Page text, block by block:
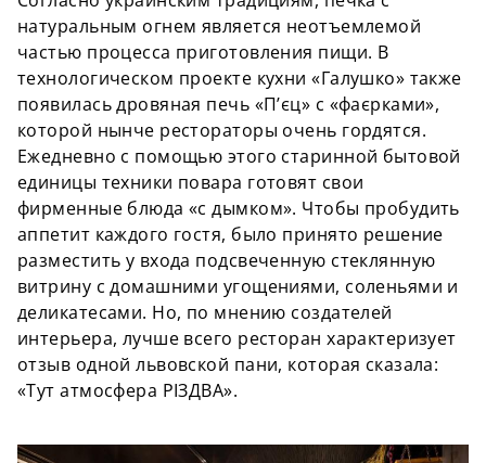
натуральным огнем является неотъемлемой
частью процесса приготовления пищи. В
технологическом проекте кухни «Галушко» также
появилась дровяная печь «П’єц» с «фаєрками»,
которой нынче рестораторы очень гордятся.
Ежедневно с помощью этого старинной бытовой
единицы техники повара готовят свои
фирменные блюда «с дымком». Чтобы пробудить
аппетит каждого гостя, было принято решение
разместить у входа подсвеченную стеклянную
витрину с домашними угощениями, соленьями и
деликатесами. Но, по мнению создателей
интерьера, лучше всего ресторан характеризует
отзыв одной львовской пани, которая сказала:
«Тут атмосфера РІЗДВА».